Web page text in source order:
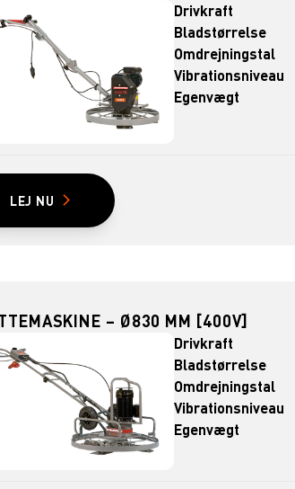
Drivkraft
Bladstørrelse
Omdrejningstal
Vibrationsniveau
Egenvægt
LEJ NU
– Ø830 MM [400V]
Drivkraft
Bladstørrelse
Omdrejningstal
Vibrationsniveau
Egenvægt